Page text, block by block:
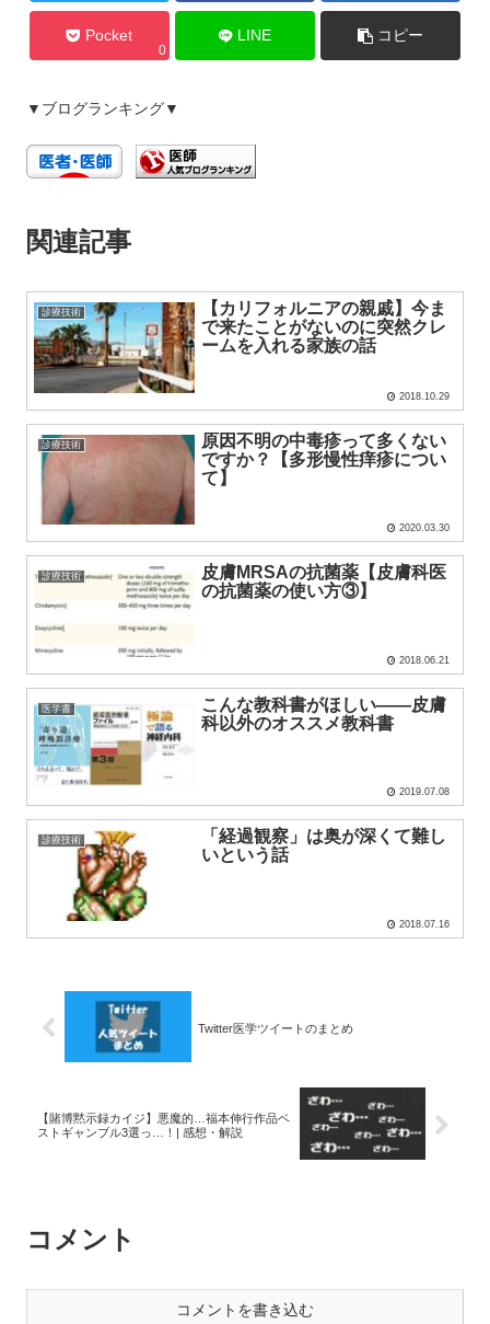
Pocket
0
LINE コピー
▼ブログランキング▼
関連記事
診療技術
【カリフォルニアの親戚】今ま
で来たことがないのに突然クレ
ームを入れる家族の話
2018.10.29
診療技術
原因不明の中毒疹って多くない
ですか？【多形慢性痒疹につい
て】
2020.03.30
診療技術
皮膚MRSAの抗菌薬【皮膚科医
の抗菌薬の使い方③】
2018.06.21
医学書
こんな教科書がほしい――皮膚
科以外のオススメ教科書
2019.07.08
診療技術
「経過観察」は奥が深くて難し
いという話
2018.07.16
Twitter医学ツイートのまとめ
【賭博黙示録カイジ】悪魔的…福本伸行作品ベ
ストギャンブル3選っ…！| 感想・解説
コメント
コメントを書き込む